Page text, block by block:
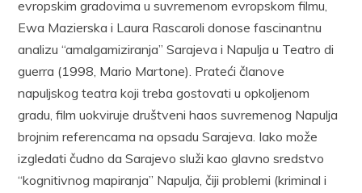
evropskim gradovima u suvremenom evropskom filmu,
Ewa Mazierska i Laura Rascaroli donose fascinantnu
analizu “amalgamiziranja” Sarajeva i Napulja u Teatro di
guerra (1998, Mario Martone). Prateći članove
napuljskog teatra koji treba gostovati u opkoljenom
gradu, film uokviruje društveni haos suvremenog Napulja
brojnim referencama na opsadu Sarajeva. Iako može
izgledati čudno da Sarajevo služi kao glavno sredstvo
“kognitivnog mapiranja” Napulja, čiji problemi (kriminal i